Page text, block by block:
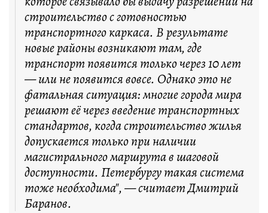
строительство с готовностью
транспортного каркаса. В результате
новые районы возникают там, где
транспорт появится только через 10 лет
— или не появится вовсе. Однако это не
фатальная ситуация: многие города мира
решают её через введение транспортных
стандартов, когда строительство жилья
допускается только при наличии
магистрального маршрута в шаговой
доступности. Петербургу такая система
тоже необходима", — считает Дмитрий
Баранов.